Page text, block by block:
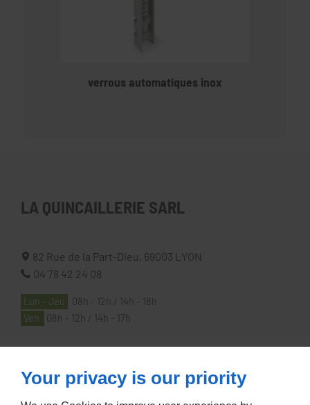
verrous automatiques inox
LA QUINCAILLERIE SARL
82 Rue de la Part-Dieu, 69003
LYON
04 78 42 24 08
Lun - Jeu
08h - 12h / 14h - 18h
Ven
08h - 12h / 14h - 17h
À PROPOS
Your privacy is our priority